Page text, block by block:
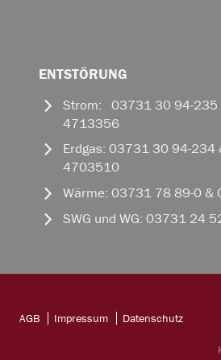
ENTSTÖRUNG
Strom: 03731 30 94-235
4713356
Erdgas: 03731 30 94-234
4703510
Wärme: 03731 78 89-0
SWG und WG: 03731 24
AGB Impressum Datenschutz